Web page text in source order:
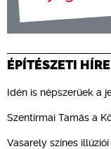
ÉPÍTÉSZETI
Idén is népszerűek a
Szentirmai Tamás a
Vasarely színes